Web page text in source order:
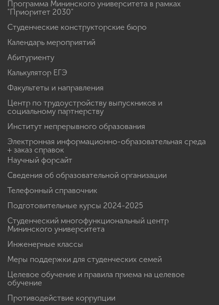
«Национальные проекты России»
"Приоритет 2030"
Студенческие конструкторские бюро
Календарь мероприятий
Абитуриенту
Калькулятор ЕГЭ
Факультеты и направления
социальному партнерству
Институт непрерывного образования
Электронная информационно-образовательная среда
+ заказ справок
Научный форсайт
Сведения об образовательной организации
Телефонный справочник
Подготовительные курсы 2024-2025
Мининского университета
Инженерные классы
Меры поддержки для студенческих семей
обучение